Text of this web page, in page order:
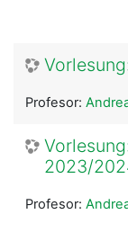
Profesor:
2023/
Profesor: